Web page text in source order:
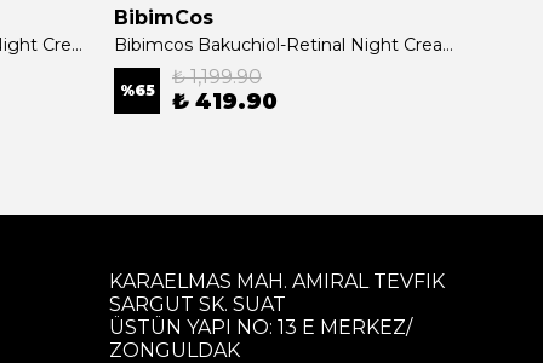
Bibimcos Bakuchiol - Retinal Night Cream 15g
BibimCos
Bibimcos Bakuchiol-Retinal Night Cream 30gr
%65
₺ 1,199.90
₺ 419.90
KARAELMAS MAH. AMIRAL TEVFIK
SARGUT SK. SUAT
ÜSTÜN YAPI NO: 13 E MERKEZ/
ZONGULDAK